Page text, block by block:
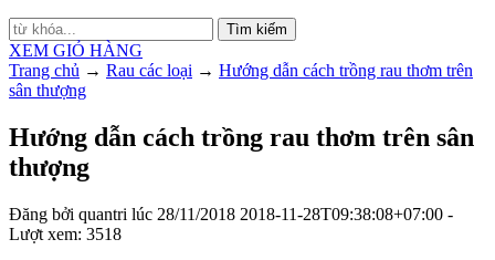
Tìm kiếm
XEM GIỎ HÀNG
Trang chủ → Rau các loại → Hướng dẫn cách trồng rau thơm trên
sân thượng
Hướng dẫn cách trồng rau thơm trên sân
thượng
Đăng bởi quantri lúc 28/11/2018 2018-11-28T09:38:08+07:00 -
Lượt xem: 3518